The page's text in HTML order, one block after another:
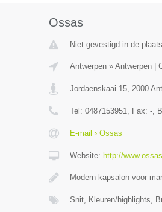
Ossas
Niet gevestigd in de
Antwerpen» Antwerpen|
Jordaenskaai 15, 2000
Tel: 0487153951, Fax: -,
E-mail › Ossas
Website: http://
Modern kapsalon voor
Snit, Kleuren/highlights,